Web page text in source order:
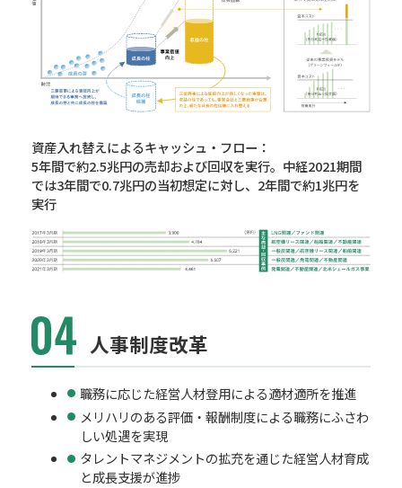
資産入れ替えによるキャッシュ・フロー：
5年間で約2.5兆円の売却および回収を実行。中経2021期間
では3年間で0.7兆円の当初想定に対し、2年間で約1兆円を
実行
人事制度改革
職務に応じた経営人材登用による適材適所を推進
メリハリのある評価・報酬制度による職務にふさわ
しい処遇を実現
タレントマネジメントの拡充を通じた経営人材育成
と成長支援が進捗